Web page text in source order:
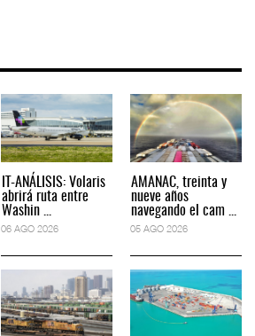
IT-ANÁLISIS: Volaris
abrirá ruta entre
Washin ...
06 AGO 2026
AMANAC, treinta y
nueve años
navegando el cam ...
05 AGO 2026